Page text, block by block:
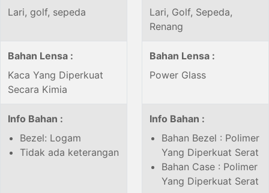
Lari, golf, sepeda
Lari, Golf, Sepeda,
Renang
Bahan Lensa :
Kaca Yang Diperkuat
Secara Kimia
Bahan Lensa :
Power Glass
Info Bahan :
Bezel: Logam
Tidak ada keterangan
Info Bahan :
Bahan Bezel : Polimer
Yang Diperkuat Serat
Bahan Case : Polimer
Yang Diperkuat Serat